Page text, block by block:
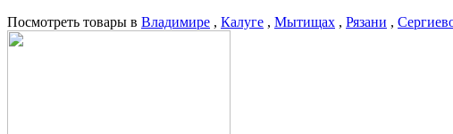
Посмотреть товары в Владимире , Калуге , Мытищах , Рязани ,